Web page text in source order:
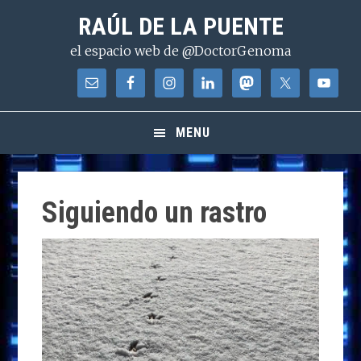
contenido
RAÚL DE LA PUENTE
el espacio web de @DoctorGenoma
MENU
Siguiendo un rastro